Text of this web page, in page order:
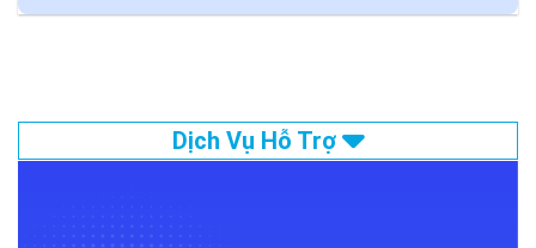
Dịch Vụ Hỗ Trợ